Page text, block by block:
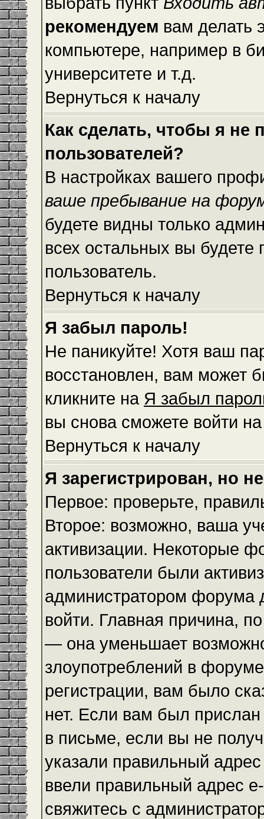
рекомендуем вам делать
компьютере, например в
университете и т.д.
Вернуться к началу
Как сделать, чтобы я не
пользователей?
В настройках вашего
ваше пребывание на
будете видны только
всех остальных вы будете
пользователь.
Вернуться к началу
Я забыл пароль!
Не паникуйте! Хотя ваш
восстановлен, вам может
кликните на Я забыл
вы снова сможете войти
Вернуться к началу
Я зарегистрирован, но
Первое: проверьте,
Второе: возможно, ваша
активизации. Некоторые
пользователи были
администратором форума
войти. Главная причина,
— она уменьшает
злоупотреблений в
регистрации, вам было
нет. Если вам был
в письме, если вы не
указали правильный
ввели правильный адрес
свяжитесь с